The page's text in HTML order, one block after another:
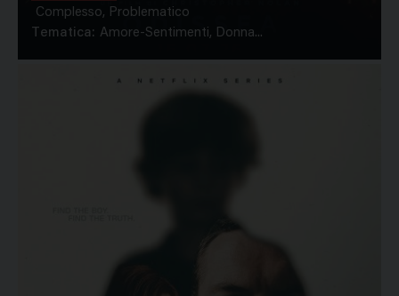
Complesso, Problematico
Tematica: Amore-Sentimenti, Donna...